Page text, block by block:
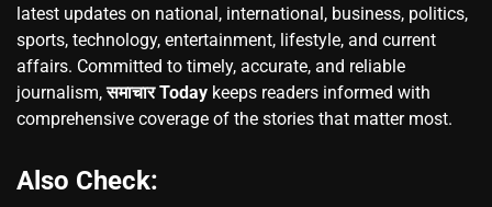
latest updates on national, international, business, politics,
sports, technology, entertainment, lifestyle, and current
affairs. Committed to timely, accurate, and reliable
journalism,समाचार Today keeps readers informed with
comprehensive coverage of the stories that matter most.
Also Check: